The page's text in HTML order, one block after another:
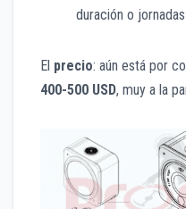
duración o
El precio: aún está por
400-500 USD, muy a la